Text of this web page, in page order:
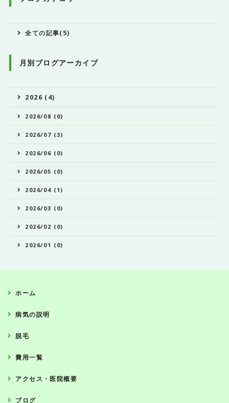
全ての記事(5)
月別ブログアーカイブ
2026 (4)
2026/08 (0)
2026/07 (3)
2026/06 (0)
2026/05 (0)
2026/04 (1)
2026/03 (0)
2026/02 (0)
2026/01 (0)
ホーム
病気の説明
脱毛
費用一覧
アクセス・医院概要
ブログ